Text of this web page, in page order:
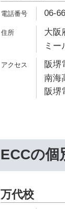
06-
大阪
ミー
阪堺
南海
阪堺
ECCの個
万代校